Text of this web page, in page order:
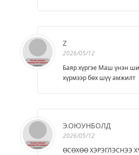
Z
2026/05/12
Баяр хүргэе Маш үнэн
хүрмээр бөх шүү амжилт
Э.ОЮУНБОЛД
2026/05/12
ӨСӨХӨӨ ХЭРЭГЛЭСНЭЭ